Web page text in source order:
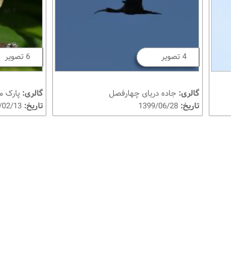
4 تصویر
گالری: جاده دریای چهارفصل
تاریخ:
6 تصویر
گالری: پارک
تاریخ: 1398/02/13